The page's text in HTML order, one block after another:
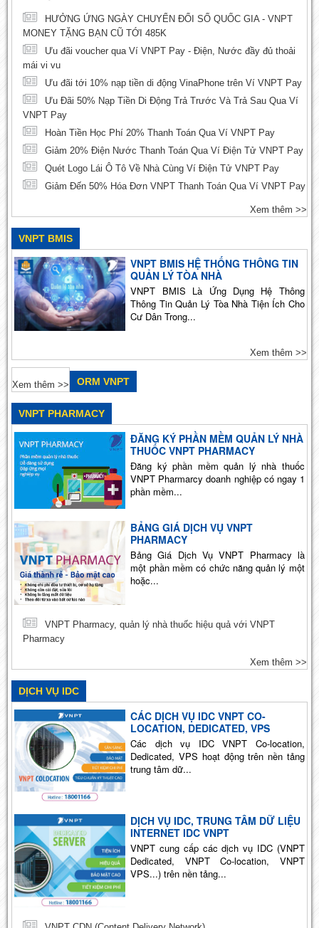
HƯỞNG ỨNG NGÀY CHUYỂN ĐỔI SỐ QUỐC GIA - VNPT
MONEY TẶNG BẠN CŨ TỚI 485K
Ưu đãi voucher qua Ví VNPT Pay - Điện, Nước đầy đủ thoải
mái vi vu
Ưu đãi tới 10% nạp tiền di động VinaPhone trên Ví VNPT Pay
Ưu Đãi 50% Nạp Tiền Di Động Trả Trước Và Trả Sau Qua Ví
VNPT Pay
Hoàn Tiền Học Phí 20% Thanh Toán Qua Ví VNPT Pay
Giảm 20% Điện Nước Thanh Toán Qua Ví Điện Tử VNPT Pay
Quét Logo Lái Ô Tô Về Nhà Cùng Ví Điện Tử VNPT Pay
Giảm Đến 50% Hóa Đơn VNPT Thanh Toán Qua Ví VNPT Pay
Xem thêm >>
VNPT BMIS
VNPT BMIS HỆ THỐNG THÔNG TIN
QUẢN LÝ TÒA NHÀ
VNPT BMIS Là Ứng Dụng Hệ Thông
Thông Tin Quản Lý Tòa Nhà Tiện Ích Cho
Cư Dân Trong...
Xem thêm >>
ORM VNPT
Xem thêm >>
VNPT PHARMACY
ĐĂNG KÝ PHẦN MỀM QUẢN LÝ NHÀ
THUỐC VNPT PHARMACY
Đăng ký phần mềm quản lý nhà thuốc
VNPT Pharmarcy doanh nghiệp có ngay 1
phần mềm...
BẢNG GIÁ DỊCH VỤ VNPT
PHARMACY
Bảng Giá Dịch Vụ VNPT Pharmacy là
một phần mềm có chức năng quản lý một
hoặc...
VNPT Pharmacy, quản lý nhà thuốc hiệu quả với VNPT
Pharmacy
Xem thêm >>
DỊCH VỤ IDC
CÁC DỊCH VỤ IDC VNPT CO-
LOCATION, DEDICATED, VPS
Các dịch vụ IDC VNPT Co-location,
Dedicated, VPS hoạt động trên nền tảng
trung tâm dữ...
DỊCH VỤ IDC, TRUNG TÂM DỮ LIỆU
INTERNET IDC VNPT
VNPT cung cấp các dịch vụ IDC (VNPT
Dedicated, VNPT Co-location, VNPT
VPS...) trên nền tảng...
VNPT CDN (Content Delivery Network)